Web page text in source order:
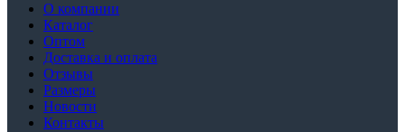
О компании
Каталог
Оптом
Доставка и оплата
Отзывы
Размеры
Новости
Контакты